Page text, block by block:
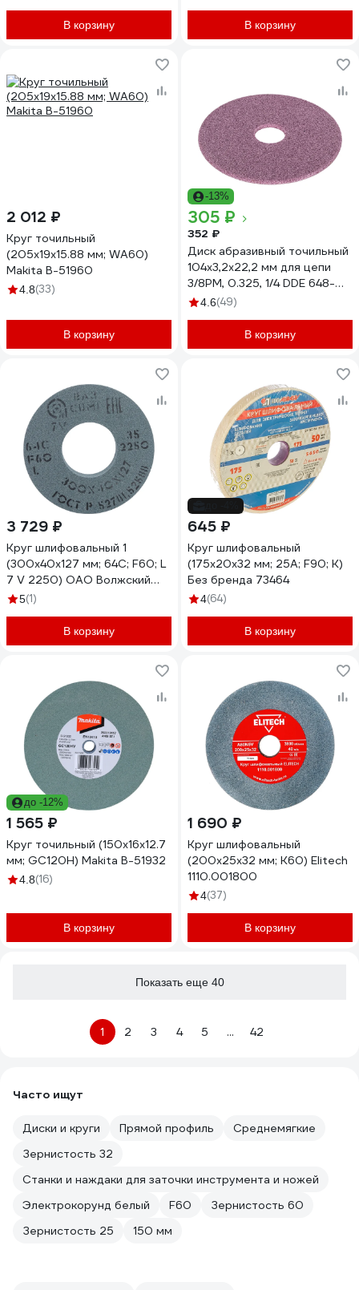
В корзину В корзину
2 012 ₽
Круг точильный
(205x19x15.88 мм; WA60)
Makita B-51960
4.8(33)
В корзину
-13%
305 ₽
352 ₽
Диск абразивный точильный
104х3,2х22,2 мм для цепи
3/8PM, 0.325, 1/4 DDE 648-
1064.6(49)
В корзину
3 729 ₽
Круг шлифовальный 1
(300x40x127 мм; 64С; F60; L
7 V 2250) ОАО Волжский
абразивный завод
5(1)
В корзину
645 ₽
Круг шлифовальный
(175х20х32 мм; 25А; F90; K)
Без бренда 73464
4(64)
В корзину
до -12%
1 565 ₽
Круг точильный (150x16x12.7
мм; GC120H) Makita B-51932
4.8(16)
В корзину
1 690 ₽
Круг шлифовальный
(200х25х32 мм; К60) Elitech
1110.001800
4(37)
В корзину
Показать еще 40
1 2 3 4 5 ... 42
Часто ищут
Диски и круги Прямой профиль
Среднемягкие
Зернистость 32
Станки и наждаки для заточки инструмента и ножей
Электрокорунд белый
F60
Зернистость 60
Зернистость 25
150 мм